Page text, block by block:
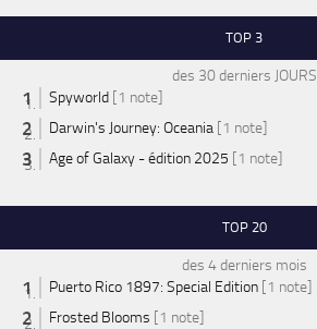
TOP 3
des 30 derniers JOURS
Spyworld [1 note]
Darwin's Journey: Oceania [1 note]
Age of Galaxy - édition 2025 [1 note]
TOP 20
des 4 derniers mois
Puerto Rico 1897: Special Edition [1 note]
Frosted Blooms [1 note]